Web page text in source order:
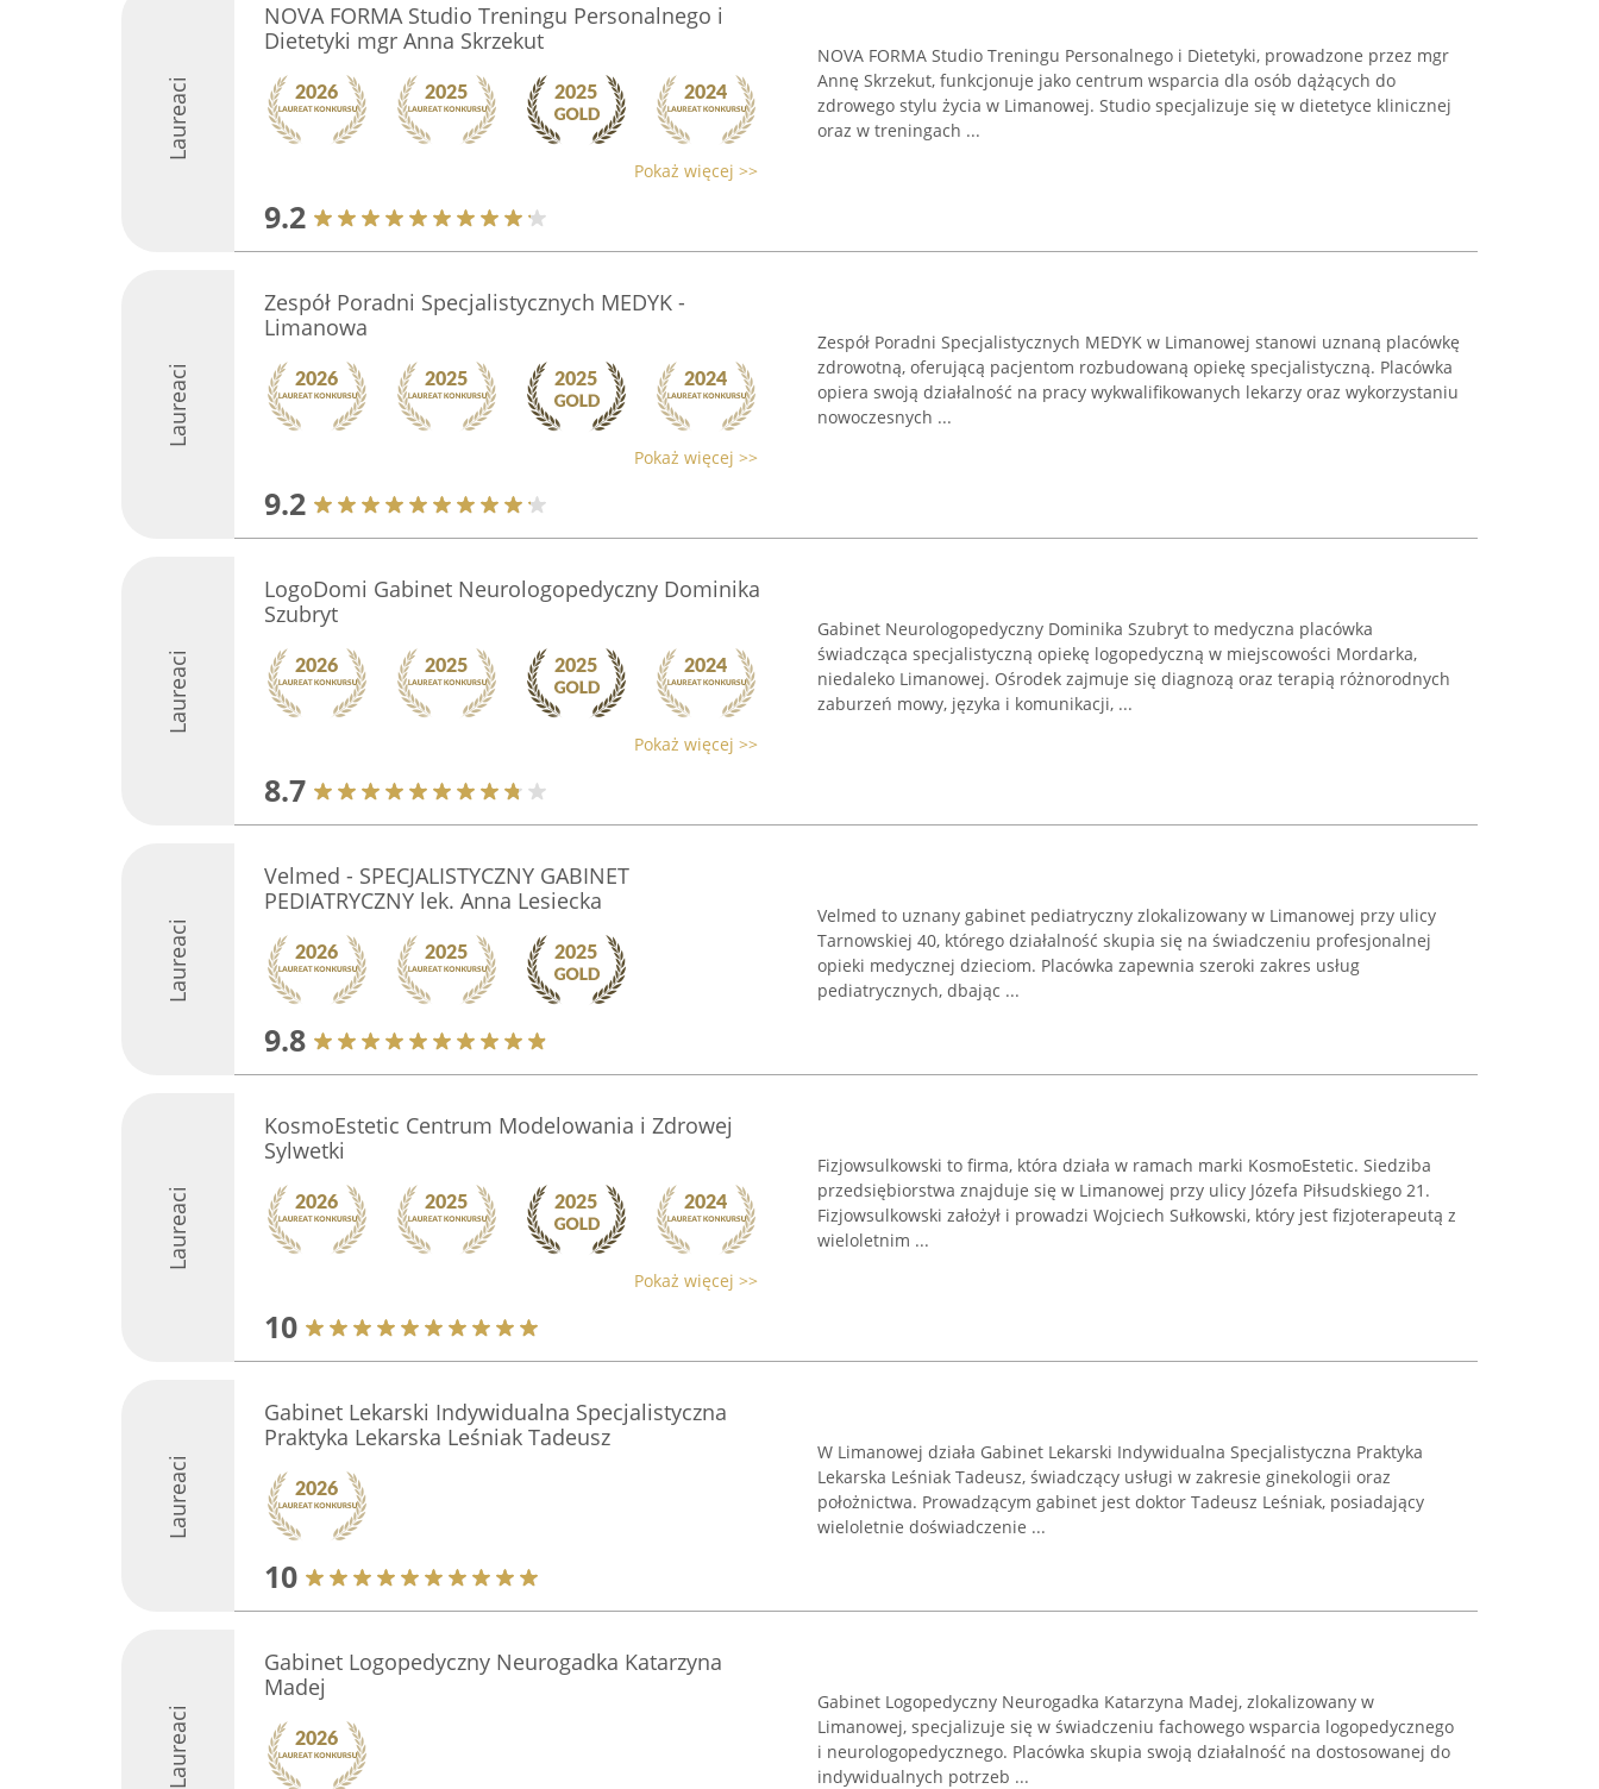
Laureaci
NOVA FORMA Studio Treningu Personalnego i
Dietetyki mgr Anna Skrzekut
Pokaż więcej >>
9.2
NOVA FORMA Studio Treningu Personalnego i Dietetyki, prowadzone przez mgr
Annę Skrzekut, funkcjonuje jako centrum wsparcia dla osób dążących do
zdrowego stylu życia w Limanowej. Studio specjalizuje się w dietetyce klinicznej
oraz w treningach ...
Laureaci
Zespół Poradni Specjalistycznych MEDYK -
Limanowa
Pokaż więcej >>
9.2
Zespół Poradni Specjalistycznych MEDYK w Limanowej stanowi uznaną placówkę
zdrowotną, oferującą pacjentom rozbudowaną opiekę specjalistyczną. Placówka
opiera swoją działalność na pracy wykwalifikowanych lekarzy oraz wykorzystaniu
nowoczesnych ...
Laureaci
LogoDomi Gabinet Neurologopedyczny Dominika
Szubryt
Pokaż więcej >>
8.7
Gabinet Neurologopedyczny Dominika Szubryt to medyczna placówka
świadcząca specjalistyczną opiekę logopedyczną w miejscowości Mordarka,
niedaleko Limanowej. Ośrodek zajmuje się diagnozą oraz terapią różnorodnych
zaburzeń mowy, języka i komunikacji, ...
Laureaci
Velmed - SPECJALISTYCZNY GABINET
PEDIATRYCZNY lek. Anna Lesiecka
9.8
Velmed to uznany gabinet pediatryczny zlokalizowany w Limanowej przy ulicy
Tarnowskiej 40, którego działalność skupia się na świadczeniu profesjonalnej
opieki medycznej dzieciom. Placówka zapewnia szeroki zakres usług
pediatrycznych, dbając ...
Laureaci
KosmoEstetic Centrum Modelowania i Zdrowej
Sylwetki
Pokaż więcej >>
10
Fizjowsulkowski to firma, która działa w ramach marki KosmoEstetic. Siedziba
przedsiębiorstwa znajduje się w Limanowej przy ulicy Józefa Piłsudskiego 21.
Fizjowsulkowski założył i prowadzi Wojciech Sułkowski, który jest fizjoterapeutą z
wieloletnim ...
Laureaci
Gabinet Lekarski Indywidualna Specjalistyczna
Praktyka Lekarska Leśniak Tadeusz
10
W Limanowej działa Gabinet Lekarski Indywidualna Specjalistyczna Praktyka
Lekarska Leśniak Tadeusz, świadczący usługi w zakresie ginekologii oraz
położnictwa. Prowadzącym gabinet jest doktor Tadeusz Leśniak, posiadający
wieloletnie doświadczenie ...
Laureaci
Gabinet Logopedyczny Neurogadka Katarzyna
Madej
Gabinet Logopedyczny Neurogadka Katarzyna Madej, zlokalizowany w
Limanowej, specjalizuje się w świadczeniu fachowego wsparcia logopedycznego
i neurologopedycznego. Placówka skupia swoją działalność na dostosowanej do
indywidualnych potrzeb ...